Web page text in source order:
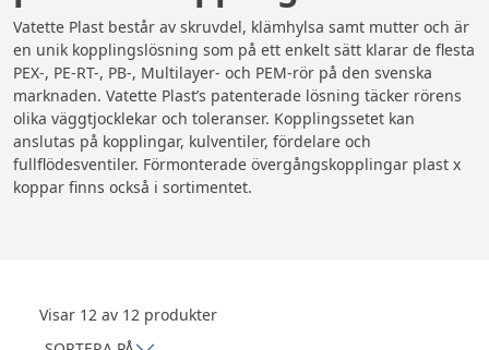
Vatette Plast består av skruvdel, klämhylsa samt mutter och är
en unik kopplingslösning som på ett enkelt sätt klarar de flesta
PEX-, PE-RT-, PB-, Multilayer- och PEM-rör på den svenska
marknaden. Vatette Plast’s patenterade lösning täcker rörens
olika väggtjocklekar och toleranser. Kopplingssetet kan
anslutas på kopplingar, kulventiler, fördelare och
fullflödesventiler. Förmonterade övergångskopplingar plast x
koppar finns också i sortimentet.
Visar 12 av 12 produkter